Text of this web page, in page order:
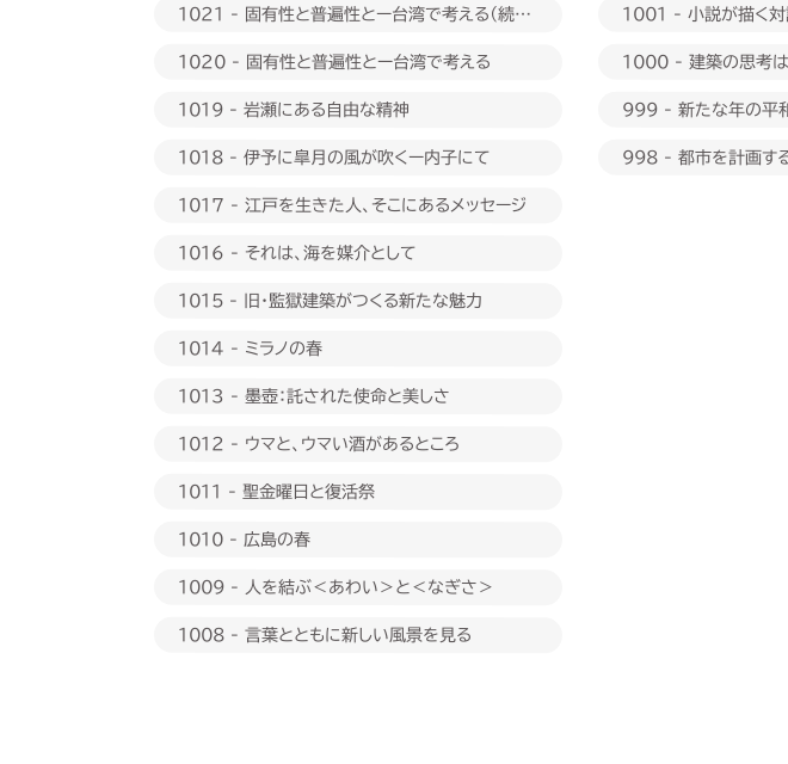
1021 - 固有性と普遍性とー台湾で考える（続
1020 - 固有性と普遍性とー台湾で考える
1019 - 岩瀬にある自由な精神
1018 - 伊予に皐月の風が吹くー内子にて
1017 - 江戸を生きた人、そこにあるメッセージ
1016 - それは、海を媒介として
1015 - 旧・監獄建築がつくる新たな魅力
1014 - ミラノの春
1013 - 墨壺：託された使命と美しさ
1012 - ウマと、ウマい酒があるところ
1011 - 聖金曜日と復活祭
1010 - 広島の春
1009 - 人を結ぶ＜あわい＞と＜なぎさ＞
1008 - 言葉とともに新しい風景を見る
1001 - 小説が描く対
1000 - 建築の思考は
999 - 新たな年の平
998 - 都市を計画する